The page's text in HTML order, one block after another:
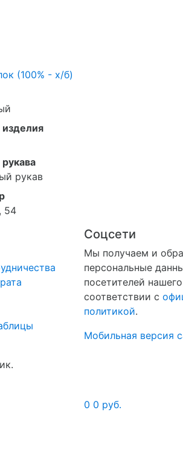
(100% - х/б)
рукав
54
Соцсети
Мы получаем и
персональные
посетителей
соответствии с
политикой.
Мобильная версия
0 0 руб.